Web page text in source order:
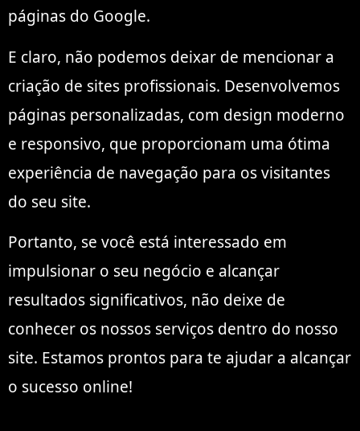
páginas do Google.
E claro, não podemos deixar de mencionar a
criação de sites profissionais. Desenvolvemos
páginas personalizadas, com design moderno
e responsivo, que proporcionam uma ótima
experiência de navegação para os visitantes
do seu site.
Portanto, se você está interessado em
impulsionar o seu negócio e alcançar
resultados significativos, não deixe de
conhecer os nossos serviços dentro do nosso
site. Estamos prontos para te ajudar a alcançar
o sucesso online!